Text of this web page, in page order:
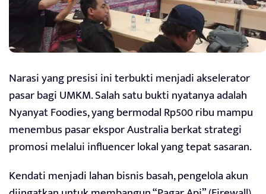
Narasi yang presisi ini terbukti menjadi akselerator
pasar bagi UMKM. Salah satu bukti nyatanya adalah
Nyanyat Foodies, yang bermodal Rp500 ribu mampu
menembus pasar ekspor Australia berkat strategi
promosi melalui influencer lokal yang tepat sasaran.
Kendati menjadi lahan bisnis basah, pengelola akun